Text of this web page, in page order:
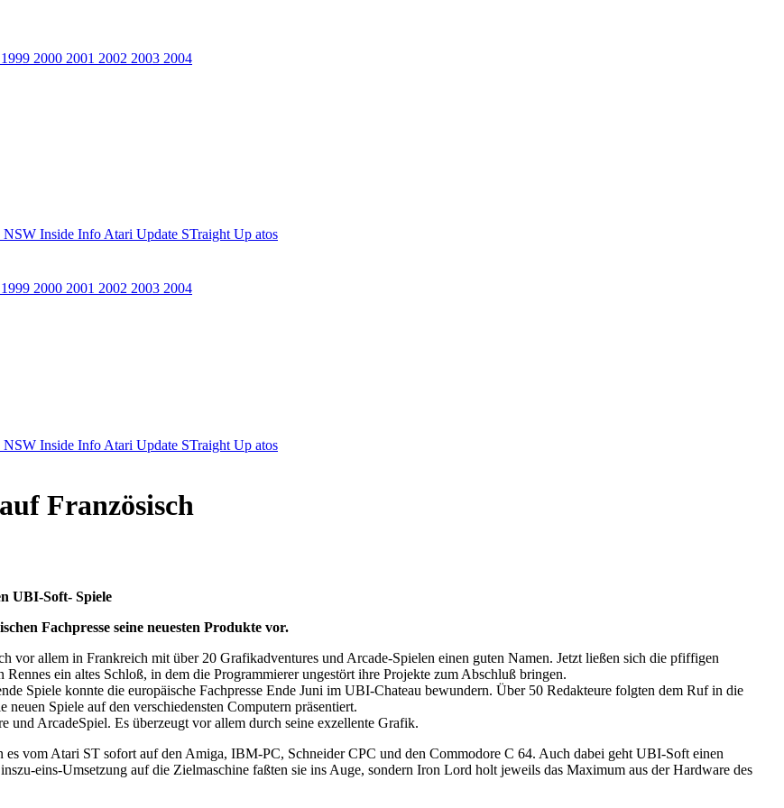
1999 2000 2001 2002 2003 2004
Inside Info Atari Update STraight Up atos
1999 2000 2001 2002 2003 2004
Inside Info Atari Update STraight Up atos
Französisch
UBI-Soft- Spiele
Fachpresse seine neuesten Produkte vor.
vor allem in Frankreich mit über 20 Grafikadventures und Arcade-Spielen einen guten Namen. Jetzt ließen sich die pfiffigen
ein altes Schloß, in dem die Programmierer ungestört ihre Projekte zum Abschluß bringen.
Spiele konnte die europäische Fachpresse Ende Juni im UBI-Chateau bewundern. Über 50 Redakteure folgten dem Ruf in die
Spiele auf den verschiedensten Computern präsentiert.
ArcadeSpiel. Es überzeugt vor allem durch seine exzellente Grafik.
es vom Atari ST sofort auf den Amiga, IBM-PC, Schneider CPC und den Commodore C 64. Auch dabei geht UBI-Soft einen
eins-Umsetzung auf die Zielmaschine faßten sie ins Auge, sondern Iron Lord holt jeweils das Maximum aus der Hardware des